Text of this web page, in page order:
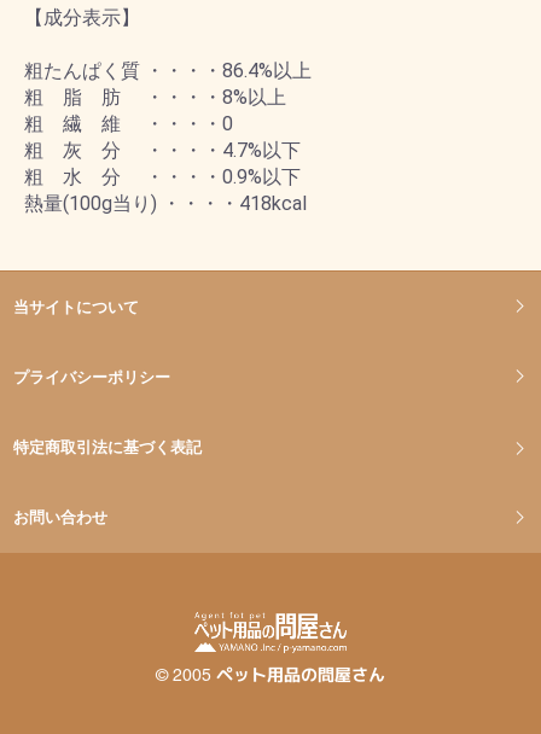
【成分表示】
粗たんぱく質 ・・・・86.4%以上
粗 脂 肪 ・・・・8%以上
粗 繊 維 ・・・・0
粗 灰 分 ・・・・4.7%以下
粗 水 分 ・・・・0.9%以下
熱量(100g当り) ・・・・418kcal
当サイトについて
プライバシーポリシー
特定商取引法に基づく表記
お問い合わせ
©